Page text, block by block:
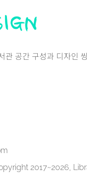
관 공간 구성과 디자인
2017~2026,